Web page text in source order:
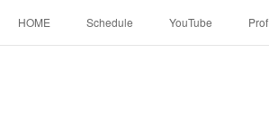
HOME Schedule YouTube